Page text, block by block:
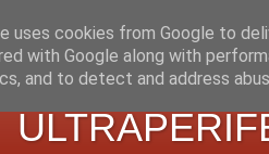
uses cookies from Google to
with Google along with
and to detect and address